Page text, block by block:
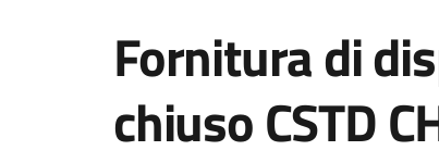
Fornitura di
chiuso CSTD